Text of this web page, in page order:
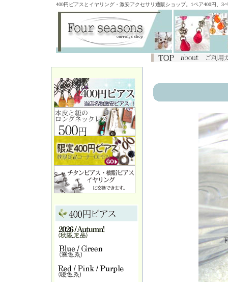
400円ピアスとイヤリング・激安アクセサリ通販ショップ。1ペア400円、